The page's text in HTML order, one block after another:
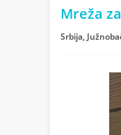
Mreža
Srbija,